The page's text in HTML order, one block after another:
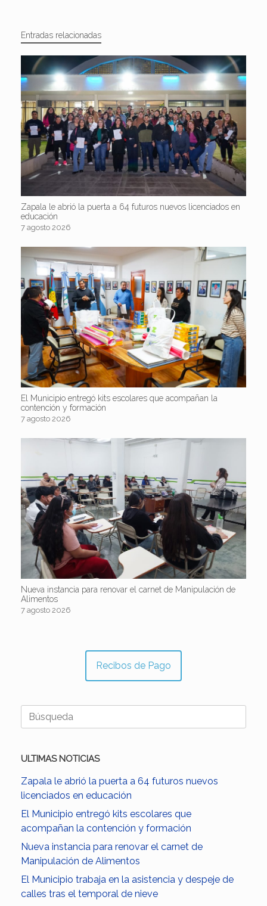
Entradas relacionadas
Zapala le abrió la puerta a 64 futuros nuevos licenciados en
educación
7 agosto 2026
El Municipio entregó kits escolares que acompañan la
contención y formación
7 agosto 2026
Nueva instancia para renovar el carnet de Manipulación de
Alimentos
7 agosto 2026
Recibos de Pago
Buscar:
ULTIMAS NOTICIAS
Zapala le abrió la puerta a 64 futuros nuevos
licenciados en educación
El Municipio entregó kits escolares que
acompañan la contención y formación
Nueva instancia para renovar el carnet de
Manipulación de Alimentos
El Municipio trabaja en la asistencia y despeje de
calles tras el temporal de nieve